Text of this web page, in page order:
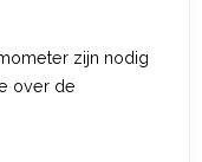
zijn nodig
over de